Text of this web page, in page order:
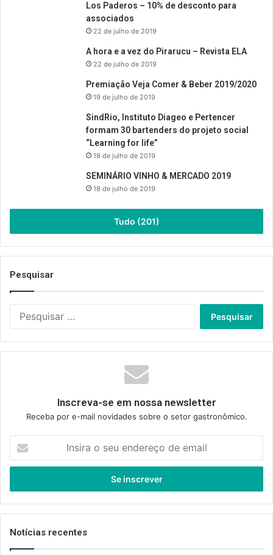
Los Paderos – 10% de desconto para
associados
22 de julho de 2019
A hora e a vez do Pirarucu – Revista ELA
22 de julho de 2019
Premiação Veja Comer & Beber 2019/2020
19 de julho de 2019
SindRio, Instituto Diageo e Pertencer
formam 30 bartenders do projeto social
“Learning for life”
18 de julho de 2019
SEMINÁRIO VINHO & MERCADO 2019
18 de julho de 2019
Tudo (201)
Pesquisar
Inscreva-se em nossa newsletter
Receba por e-mail novidades sobre o setor gastronômico.
seu
de
email
Notícias recentes